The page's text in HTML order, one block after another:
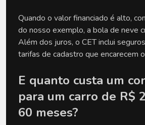
Quando o valor financiado é alto,
do nosso exemplo, a bola de neve
Além dos juros, o CET inclui
tarifas de cadastro que encarecem
E quanto custa um
para um carro de R$
60 meses?